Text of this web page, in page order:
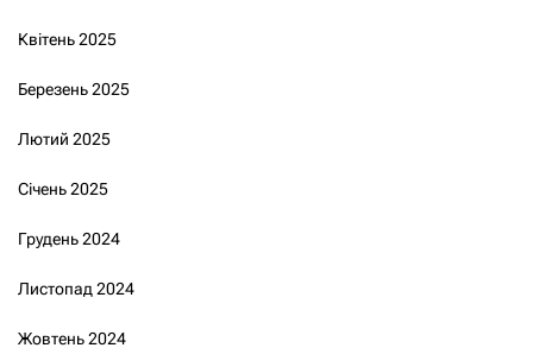
Квітень 2025
Березень 2025
Лютий 2025
Січень 2025
Грудень 2024
Листопад 2024
Жовтень 2024